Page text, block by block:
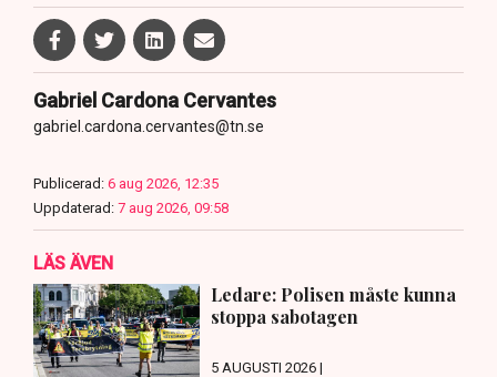
Gabriel Cardona Cervantes
gabriel.cardona.cervantes@tn.se
Publicerad: 6 aug 2026, 12:35
Uppdaterad: 7 aug 2026, 09:58
LÄS ÄVEN
Ledare: Polisen måste kunna
stoppa sabotagen
5 AUGUSTI 2026 |